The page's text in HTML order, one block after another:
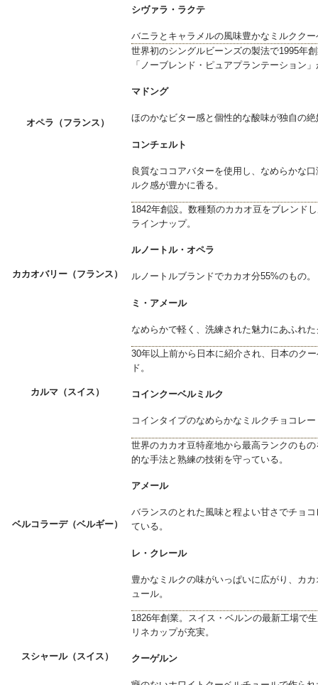
シヴァラ・ラクテ
バニラとキャラメルの風味豊かなミルクク
オペラ（フランス）
世界初のシングルビーンズの製法で1995年
「ノーブレンド・ピュアプランテーション
マドング
ほのかなビター感と個性的な酸味が独自の
コンチェルト
良質なココアバターを使用し、なめらかな
ルク感が豊かに香る。
カカオバリー（フランス）
1842年創設。数種類のカカオ豆をブレンド
ラインナップ。
ルノートル・オペラ
ルノートルブランドでカカオ分55%のもの。
ミ・アメール
なめらかで軽く、洗練された魅力にあふれ
カルマ（スイス）
30年以上前から日本に紹介され、日本のク
ド。
コインクーベルミルク
コインタイプのなめらかなミルクチョコレー
ベルコラーデ（ベルギー）
世界のカカオ豆特産地から最高ランクのも
的な手法と熟練の技術を守っている。
アメール
バランスのとれた風味と程よい甘さでチョ
ている。
レ・クレール
豊かなミルクの味がいっぱいに広がり、カ
ュール。
スシャール（スイス）
1826年創業。スイス・ベルンの最新工場で
リネカップが充実。
クーゲルン